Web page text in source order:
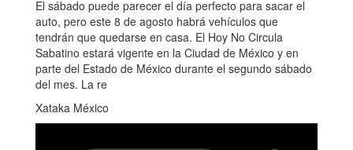
El sábado puede parecer el día perfecto para sacar el
auto, pero este 8 de agosto habrá vehículos que
tendrán que quedarse en casa. El Hoy No Circula
Sabatino estará vigente en la Ciudad de México y en
parte del Estado de México durante el segundo sábado
del mes. La re
Xataka México